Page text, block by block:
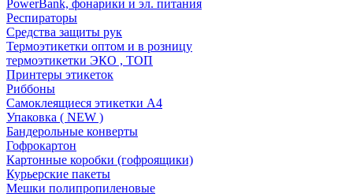
PowerBank, фонарики и эл. питания
Респираторы
Средства защиты рук
Термоэтикетки оптом и в розницу
термоэтикетки ЭКО , ТОП
Принтеры этикеток
Риббоны
Самоклеящиеся этикетки А4
Упаковка ( NEW )
Бандерольные конверты
Гофрокартон
Картонные коробки (гофроящики)
Курьерские пакеты
Мешки полипропиленовые